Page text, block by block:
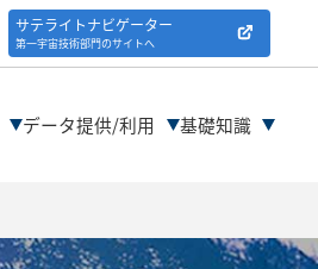
サテライトナビゲーター
第一宇宙技術部門のサイトへ
データ提供/利用 基礎知識